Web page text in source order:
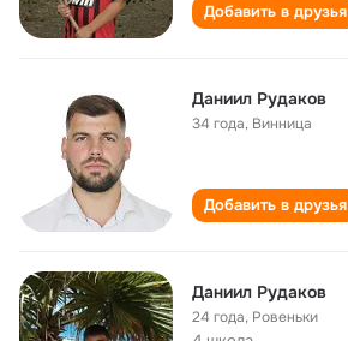
Добавить в друзья
Даниил Рудаков
34 года, Винница
Добавить в друзья
Даниил Рудаков
24 года, Ровеньки